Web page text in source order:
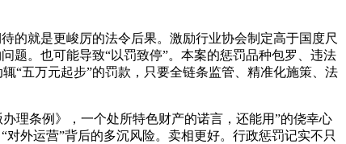
就是更峻厉的法令后果。激励行业协会制定高于国度尺
题。也可能导致“以罚致停”。本案的惩罚品种包罗、违法
“五万元起步”的罚款，只要全链条监管、精准化施策、法
条例》，一个处所特色财产的诺言，还能用”的侥幸心
外运营”背后的多沉风险。卖相更好。行政惩罚记实不只